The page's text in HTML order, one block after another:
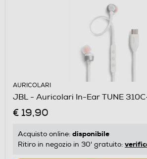
AURICOLARI
JBL - Auricolari In-Ear TUNE
€ 19,90
Acquisto online: disponibile
Ritiro in negozio in 30' gratuito: